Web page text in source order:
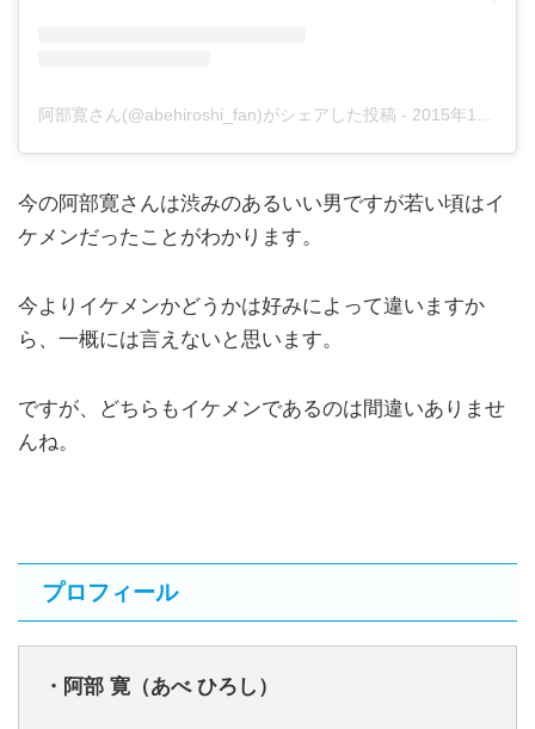
阿部寛さん(@abehiroshi_fan)がシェアした投稿 - 2015年11月月3日午前4時17分PST
今の阿部寛さんは渋みのあるいい男ですが若い頃はイ
ケメンだったことがわかります。
今よりイケメンかどうかは好みによって違いますか
ら、一概には言えないと思います。
ですが、どちらもイケメンであるのは間違いありませ
んね。
プロフィール
・阿部 寛（あべ ひろし）